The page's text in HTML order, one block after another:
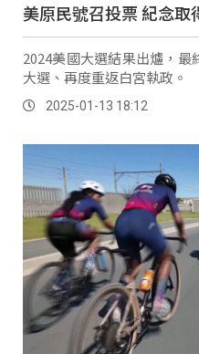
美原民號召投票 紀念取
2024美國大選結果出爐，
大選、再度重返白宮執政。
2025-01-13 18:12